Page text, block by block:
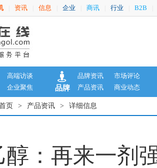
资讯 信息 企业 商讯 行业 B2B
高端访谈
企业聚焦 品牌
品牌资讯
市场评论
产品资讯
商业动态
页 > 产品资讯 > 详细信息
醇：再来一剂